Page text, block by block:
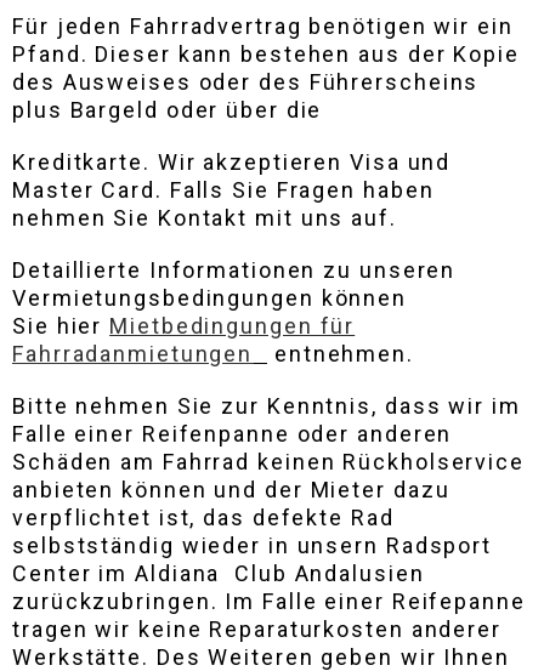
Für jeden Fahrradvertrag benötigen wir ein
Pfand. Dieser kann bestehen aus der Kopie
des Ausweises oder des Führerscheins
plus Bargeld oder über die
Kreditkarte. Wir akzeptieren Visa und
Master Card. Falls Sie Fragen haben
nehmen Sie Kontakt mit uns auf.
Detaillierte Informationen zu unseren
Vermietungsbedingungen können
Sie hier Mietbedingungen für
Fahrradanmietungen
entnehmen.
Bitte nehmen Sie zur Kenntnis, dass wir im
Falle einer Reifenpanne oder anderen
Schäden am Fahrrad keinen Rückholservice
anbieten können und der Mieter dazu
verpflichtet ist, das defekte Rad
selbstständig wieder in unsern Radsport
Center im Aldiana Club Andalusien
zurückzubringen. Im Falle einer Reifepanne
tragen wir keine Reparaturkosten anderer
Werkstätte. Des Weiteren geben wir Ihnen